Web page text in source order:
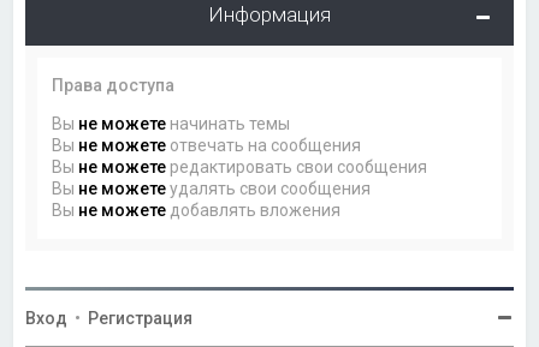
Информация
Права доступа
Вы не можете начинать темы
Вы не можете отвечать на сообщения
Вы не можете редактировать свои сообщения
Вы не можетеудалять свои сообщения
Вы не можете добавлять вложения
Вход • Регистрация